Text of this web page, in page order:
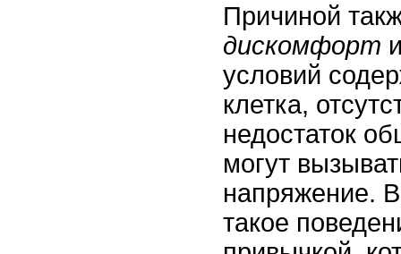
Причиной
дискомфорт
условий
клетка,
недостаток
могут
напряжение.
такое